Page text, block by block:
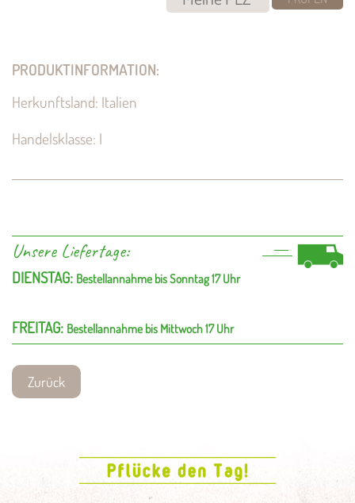
PRODUKTINFORMATION:
Herkunftsland: Italien
Handelsklasse: I
Unsere Liefertage:
DIENSTAG: Bestellannahme bis Sonntag 17 Uhr
FREITAG: Bestellannahme bis Mittwoch 17 Uhr
Zurück